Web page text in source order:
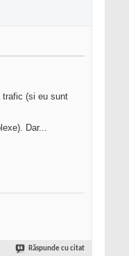
trafic (si eu sunt
Dar...
Răspunde cu citat